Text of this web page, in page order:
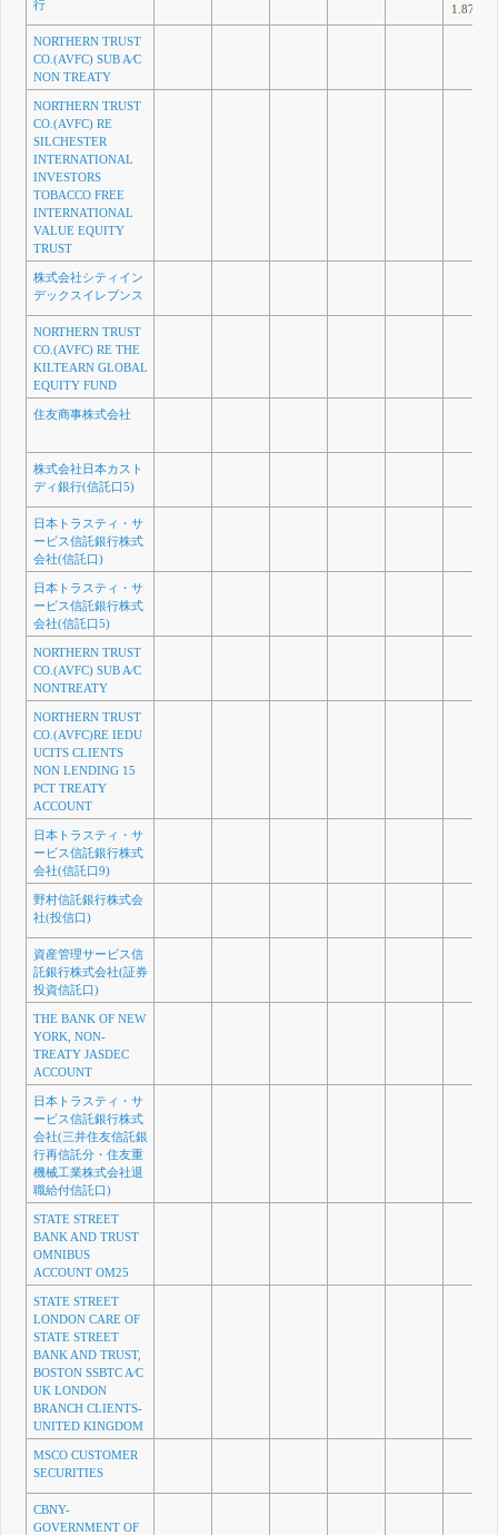
行
1.87%
NORTHERN TRUST
CO.(AVFC) SUB A⁄C
NON TREATY
NORTHERN TRUST
CO.(AVFC) RE
SILCHESTER
INTERNATIONAL
INVESTORS
TOBACCO FREE
INTERNATIONAL
VALUE EQUITY
TRUST
株式会社シティイン
デックスイレブンス
NORTHERN TRUST
CO.(AVFC) RE THE
KILTEARN GLOBAL
EQUITY FUND
住友商事株式会社
株式会社日本カスト
ディ銀行(信託口5)
日本トラスティ・サ
ービス信託銀行株式
会社(信託口)
日本トラスティ・サ
ービス信託銀行株式
会社(信託口5)
NORTHERN TRUST
CO.(AVFC) SUB A⁄C
NONTREATY
NORTHERN TRUST
CO.(AVFC)RE IEDU
UCITS CLIENTS
NON LENDING 15
PCT TREATY
ACCOUNT
日本トラスティ・サ
ービス信託銀行株式
会社(信託口9)
野村信託銀行株式会
社(投信口)
資産管理サービス信
託銀行株式会社(証券
投資信託口)
THE BANK OF NEW
YORK, NON-
TREATY JASDEC
ACCOUNT
日本トラスティ・サ
ービス信託銀行株式
会社(三井住友信託銀
行再信託分・住友重
機械工業株式会社退
職給付信託口)
STATE STREET
BANK AND TRUST
OMNIBUS
ACCOUNT OM25
STATE STREET
LONDON CARE OF
STATE STREET
BANK AND TRUST,
BOSTON SSBTC A⁄C
UK LONDON
BRANCH CLIENTS-
UNITED KINGDOM
MSCO CUSTOMER
SECURITIES
CBNY-
GOVERNMENT OF